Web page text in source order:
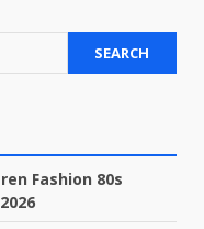
SEARCH
Fashion 80s